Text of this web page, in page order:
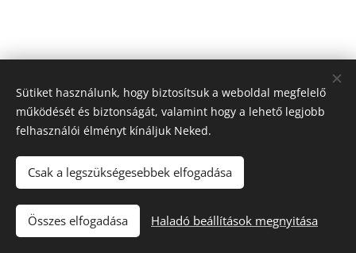
"Iránytű a fuvarozásban!"
Tacho Center
Sütiket használunk, hogy biztosítsuk a weboldal megfelelő
működését és biztonságát, valamint hogy a lehető legjobb
felhasználói élményt kínáljuk Neked.
Csak a legszükségesebbek elfogadása
Összes elfogadása Haladó beállítások megnyitása